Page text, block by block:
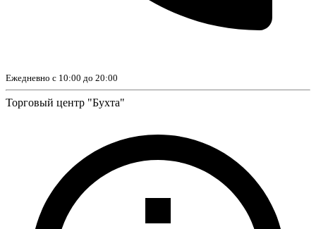
Ежедневно с 10:00 до 20:00
Торговый центр "Бухта"